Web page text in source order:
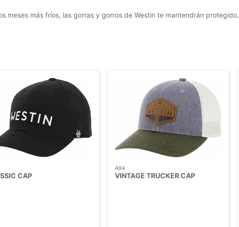
meses más fríos, las gorras y gorros de Westin te mantendrán protegido.
CAP
A94
VINTAGE TRUCKER CAP